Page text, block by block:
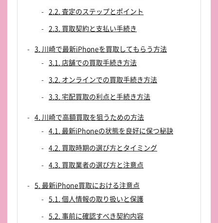
2.2. 査定のステップとポイント
2.3. 買取契約と支払い手続き
3. 川崎で最新iPhoneを買取してもらう方法
3.1. 店舗での買取手続き方法
3.2. オンラインでの買取手続き方法
3.3. 宅配買取の利点と手続き方法
4. 川崎で高額買取を狙うための方法
4.1. 最新iPhoneの状態を良好に保つ秘訣
4.2. 買取時期の選び方とタイミング
4.3. 買取業者の選び方と注意点
5. 最新iPhone買取における注意点
5.1. 個人情報の取り扱いと保護
5.2. 事前に確認すべき契約内容